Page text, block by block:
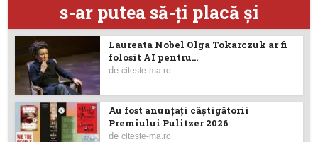
s-ar putea să-ţi placă şi
Laureata Nobel Olga Tokarczuk ar fi
folosit AI pentru...
deciteste-ma.ro
Au fost anunţaţi câştigătorii
Premiului Pulitzer 2026
deciteste-ma.ro